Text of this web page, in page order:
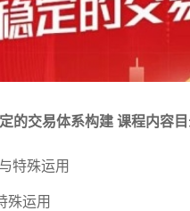
的交易体系构建 课程内容
特殊运用
殊运用